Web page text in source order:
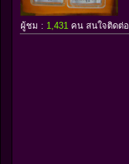
ผู้ชม : 1,431 คน สนใจติดต่อ